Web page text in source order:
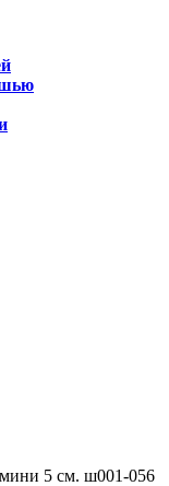
5 см. ш001-056